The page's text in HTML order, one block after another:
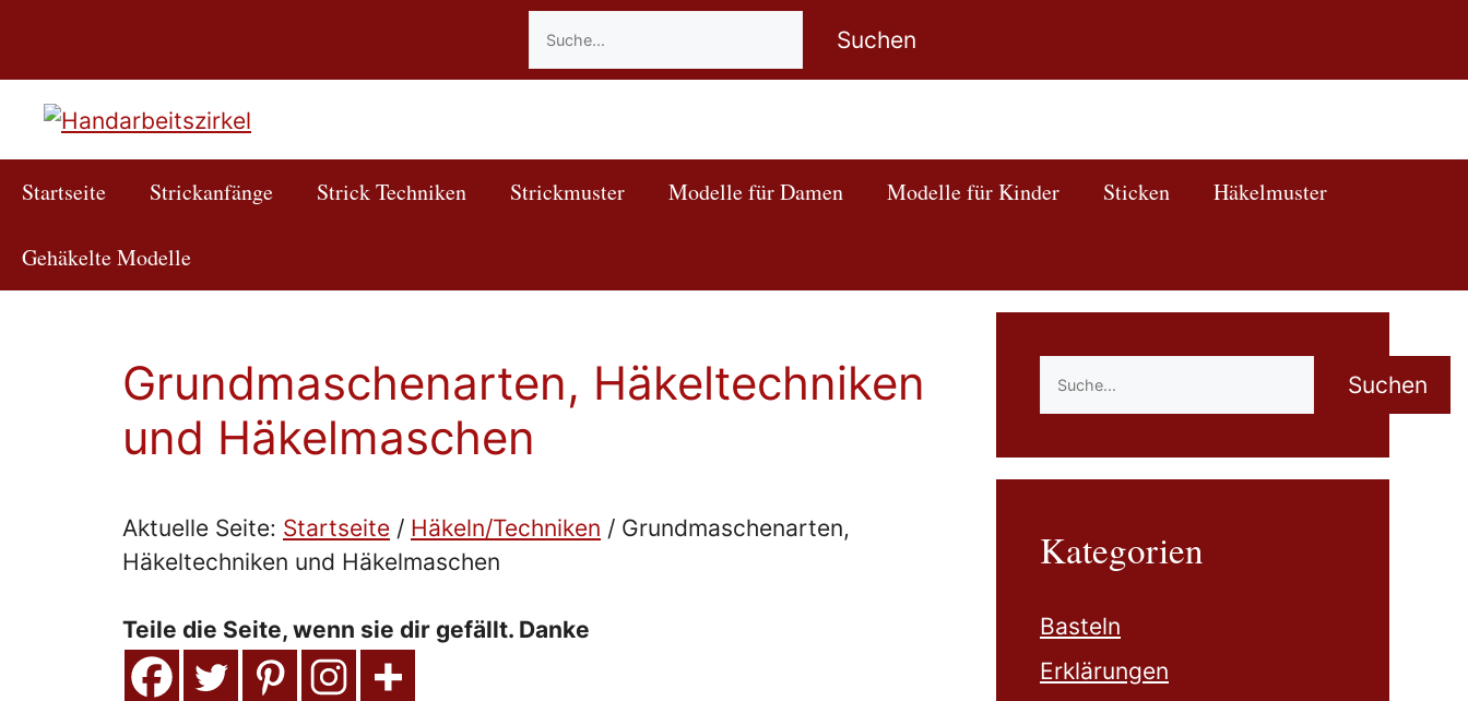
springen
Suchen
Startseite Strickanfänge Strick Techniken Strickmuster Modelle für Damen Modelle für Kinder Sticken Häkelmuster
Gehäkelte Modelle
Grundmaschenarten, Häkeltechniken
und Häkelmaschen
Aktuelle Seite: Startseite / Häkeln/Techniken / Grundmaschenarten,
Häkeltechniken und Häkelmaschen
Teile die Seite, wenn sie dir gefällt. Danke
Suchen
Kategorien
Basteln
Erklärungen